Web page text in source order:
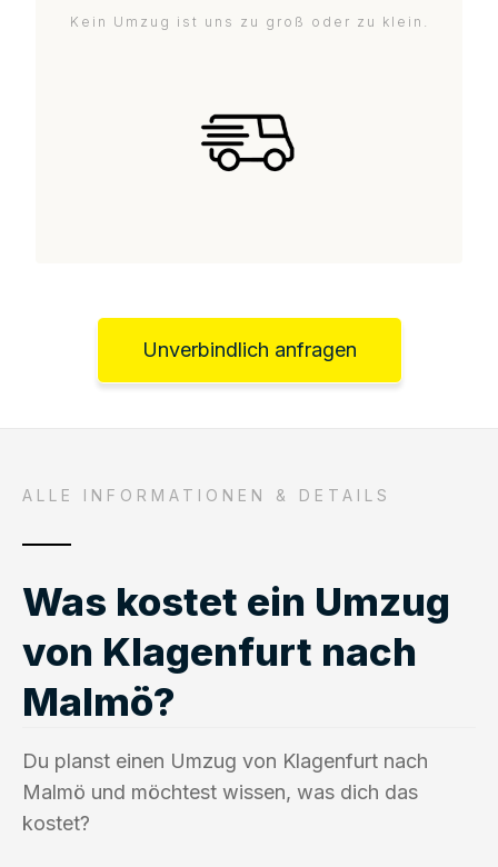
Kein Umzug ist uns zu groß oder zu klein.
Unverbindlich anfragen
ALLE INFORMATIONEN & DETAILS
Was kostet ein Umzug
von Klagenfurt nach
Malmö?
Du planst einen Umzug von Klagenfurt nach
Malmö und möchtest wissen, was dich das
kostet?